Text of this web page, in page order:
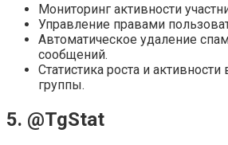
Мониторинг активности
Управление правами
Автоматическое удаление
сообщений.
Статистика роста и
группы.
5. @TgStat